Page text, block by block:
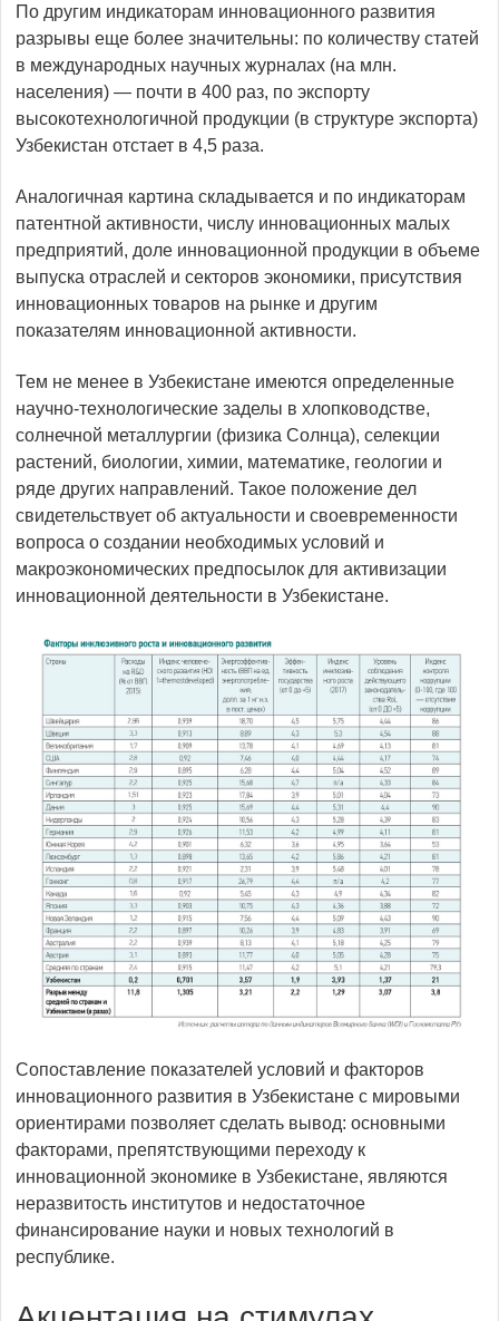
По другим индикаторам инновационного развития
разрывы еще более значительны: по количеству статей
в международных научных журналах (на млн.
населения) — почти в 400 раз, по экспорту
высокотехнологичной продукции (в структуре экспорта)
Узбекистан отстает в 4,5 раза.
Аналогичная картина складывается и по индикаторам
патентной активности, числу инновационных малых
предприятий, доле инновационной продукции в объеме
выпуска отраслей и секторов экономики, присутствия
инновационных товаров на рынке и другим
показателям инновационной активности.
Тем не менее в Узбекистане имеются определенные
научно-технологические заделы в хлопководстве,
солнечной металлургии (физика Солнца), селекции
растений, биологии, химии, математике, геологии и
ряде других направлений. Такое положение дел
свидетельствует об актуальности и своевременности
вопроса о создании необходимых условий и
макроэкономических предпосылок для активизации
инновационной деятельности в Узбекистане.
Сопоставление показателей условий и факторов
инновационного развития в Узбекистане с мировыми
ориентирами позволяет сделать вывод: основными
факторами, препятствующими переходу к
инновационной экономике в Узбекистане, являются
неразвитость институтов и недостаточное
финансирование науки и новых технологий в
республике.